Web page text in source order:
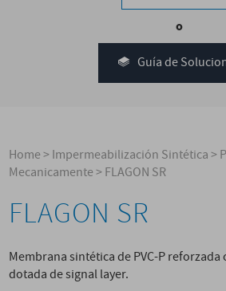
o
Guía de
Home>Impermeabilización Sintética>
Mecanicamente>FLAGON SR
FLAGON SR
Membrana sintética de PVC-P
dotada de signal layer.